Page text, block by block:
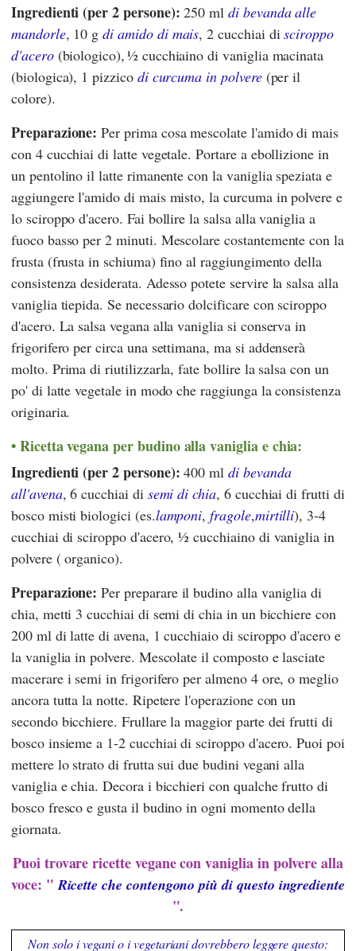
Ingredienti (per 2 persone): 250 mldi bevanda alle
mandorle, 10 gdi amido di mais, 2 cucchiai disciroppo
d'acero(biologico),½ cucchiaino di vaniglia macinata
(biologica), 1 pizzico di curcuma in polvere(per il
colore).
Preparazione: Per prima cosa mescolate l'amido di mais
con 4 cucchiai di latte vegetale. Portare a ebollizione in
un pentolino il latte rimanente con la vaniglia speziata e
aggiungere l'amido di mais misto, la curcuma in polvere e
lo sciroppo d'acero. Fai bollire la salsa alla vaniglia a
fuoco basso per 2 minuti. Mescolare costantemente con la
frusta (frusta in schiuma) fino al raggiungimento della
consistenza desiderata. Adesso potete servire la salsa alla
vaniglia tiepida. Se necessario dolcificare con sciroppo
d'acero. La salsa vegana alla vaniglia si conserva in
frigorifero per circa una settimana, ma si addenserà
molto. Prima di riutilizzarla, fate bollire la salsa con un
po' di latte vegetale in modo che raggiunga la consistenza
originaria.
Ricetta vegana per budino alla vaniglia e chia:
Ingredienti (per 2 persone): 400 mldi bevanda
all'avena, 6 cucchiai di semi di chia, 6 cucchiai di frutti di
bosco misti biologici (es.lamponi,fragole,mirtilli), 3-4
cucchiai di sciroppo d'acero, ½ cucchiaino di vaniglia in
polvere ( organico).
Preparazione: Per preparare il budino alla vaniglia di
chia, metti 3 cucchiai di semi di chia in un bicchiere con
200 ml di latte di avena, 1 cucchiaio di sciroppo d'acero e
la vaniglia in polvere. Mescolate il composto e lasciate
macerare i semi in frigorifero per almeno 4 ore, o meglio
ancora tutta la notte. Ripetere l'operazione con un
secondo bicchiere. Frullare la maggior parte dei frutti di
bosco insieme a 1-2 cucchiai di sciroppo d'acero. Puoi poi
mettere lo strato di frutta sui due budini vegani alla
vaniglia e chia. Decora i bicchieri con qualche frutto di
bosco fresco e gusta il budino in ogni momento della
giornata.
Puoi trovare ricette vegane con vaniglia in polvere alla
voce: "Ricette che contengono più di questo ingrediente
".
Non solo i vegani o i vegetariani dovrebbero leggere questo: